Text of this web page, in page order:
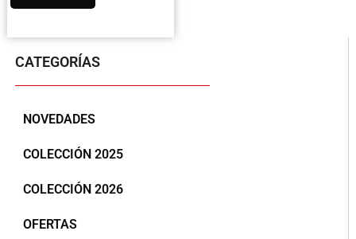
CATEGORÍAS
NOVEDADES
COLECCIÓN 2025
COLECCIÓN 2026
OFERTAS